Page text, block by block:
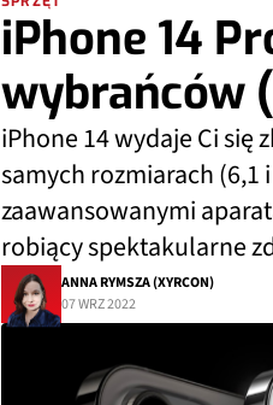
iPhone 14
wybrańców
iPhone 14 wydaje Ci się
samych rozmiarach (6,1
zaawansowanymi
robiący spektakularne
ANNA RYMSZA (XYRCON)
07 WRZ 2022